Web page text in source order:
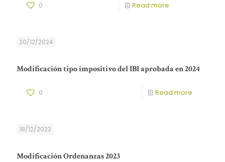
0 Read more
20/12/2024
Modificación tipo impositivo del IBI aprobada en 2024
0 Read more
18/12/2023
Modificación Ordenanzas 2023